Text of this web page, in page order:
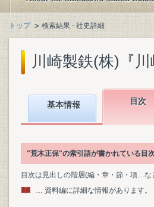
トップ 検索結果 - 社史詳細
川崎製鉄(株)『
基本情報 目次
"荒木正保"の索引語が書かれている目
目次は見出しの階層(編・章・節・項…
… 資料編に詳細な情報があります。